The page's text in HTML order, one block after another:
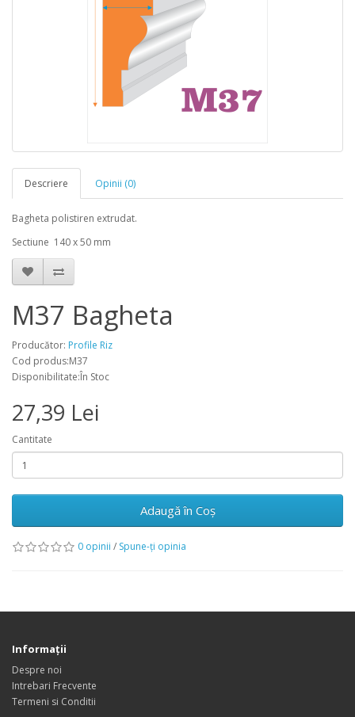
Descriere Opinii (0)
Bagheta polistiren extrudat.
Sectiune 140 x 50 mm
M37 Bagheta
Producător: Profile Riz
Cod produs:M37
Disponibilitate:În Stoc
27,39 Lei
Cantitate
Adaugă în Coş
0 opinii / Spune-ţi opinia
Informaţii
Despre noi
Intrebari Frecvente
Termeni si Conditii